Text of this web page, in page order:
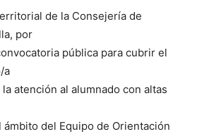
de la Consejería de
por
pública para cubrir el
a
atención al alumnado con altas
del Equipo de Orientación